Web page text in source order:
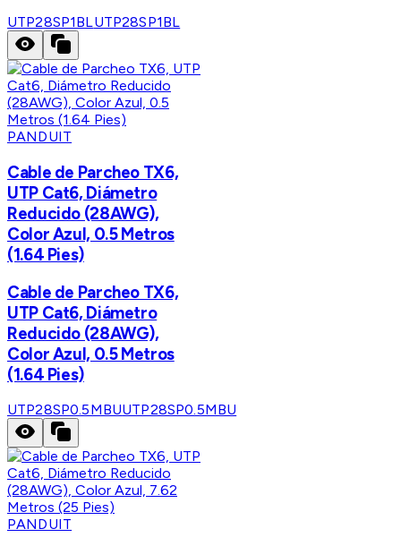
UTP28SP1BLUTP28SP1BL
PANDUIT
Cable de Parcheo TX6,
UTP Cat6, Diámetro
Reducido (28AWG),
Color Azul, 0.5 Metros
(1.64 Pies)
Cable de Parcheo TX6,
UTP Cat6, Diámetro
Reducido (28AWG),
Color Azul, 0.5 Metros
(1.64 Pies)
UTP28SP0.5MBUUTP28SP0.5MBU
PANDUIT